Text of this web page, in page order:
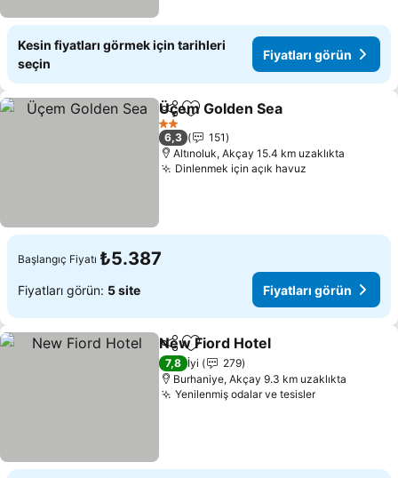
Kesin fiyatları görmek için tarihleri
seçin
Fiyatları görün
PaylaşFavorilerime ekle
Üçem Golden Sea
2 Yıldız
6,3
151
Altınoluk, Akçay 15.4 km uzaklıkta
Dinlenmek için açık havuz
Başlangıç Fiyatı ₺5.387
Fiyatları görün: 5 site Fiyatları görün
PaylaşFavorilerime ekle
New Fiord Hotel
7,8 İyi
279
Burhaniye, Akçay 9.3 km uzaklıkta
Yenilenmiş odalar ve tesisler